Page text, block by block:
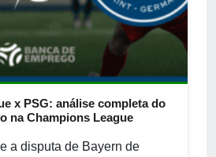
x PSG: análise completa do
na Champions League
a disputa de Bayern de